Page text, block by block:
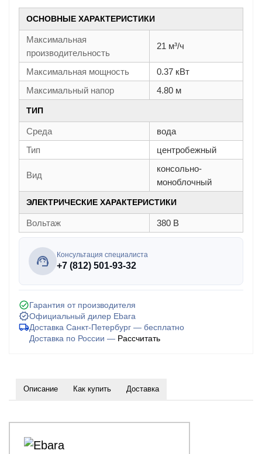
ОСНОВНЫЕ ХАРАКТЕРИСТИКИ
Максимальная
производительность
21 м³/ч
Максимальная мощность
0.37 кВт
Максимальный напор
4.80 м
ТИП
Среда
вода
Тип
центробежный
Вид
консольно-
моноблочный
ЭЛЕКТРИЧЕСКИЕ ХАРАКТЕРИСТИКИ
Вольтаж 380 В
Консультация специалиста
+7 (812) 501-93-32
Гарантия от производителя
Официальный дилер Ebara
Доставка Санкт-Петербург — бесплатно
Доставка по России — Рассчитать
Описание Как купить Доставка